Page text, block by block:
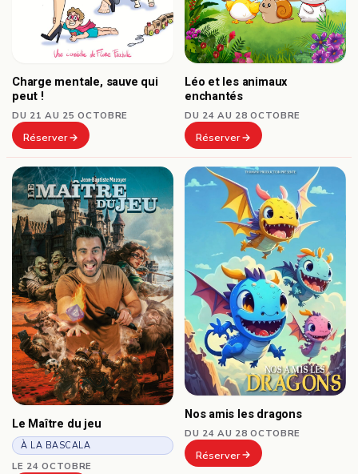
Charge mentale, sauve qui
peut !
DU 21 AU 25 OCTOBRE
Réserver
Léo et les animaux
enchantés
DU 24 AU 28 OCTOBRE
Réserver
Le Maître du jeu
À LA BASCALA
LE 24 OCTOBRE
Nos amis les dragons
DU 24 AU 28 OCTOBRE
Réserver